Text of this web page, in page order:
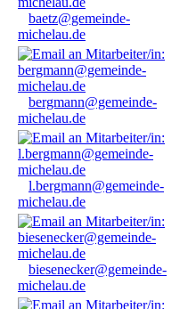
baetz@gemeinde-
michelau.de
bergmann@gemeinde-
michelau.de
l.bergmann@gemeinde-
michelau.de
biesenecker@gemeinde-
michelau.de